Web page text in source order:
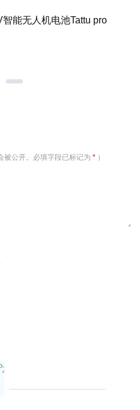
智能无人机电池Tattu pro
被公开。必填字段已标记为 * ）